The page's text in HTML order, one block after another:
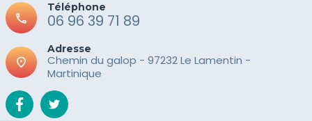
call
Téléphone
06 96 39 71 89
place
Adresse
Chemin du galop - 97232 Le Lamentin -
Martinique